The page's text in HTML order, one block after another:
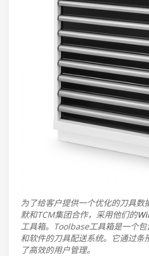
为了给客户提供一个优化的刀具
默和TCM集团合作，采用他们的
工具箱。Toolbase工具箱是一个
和软件的刀具配送系统。它通过条
了高效的用户管理。